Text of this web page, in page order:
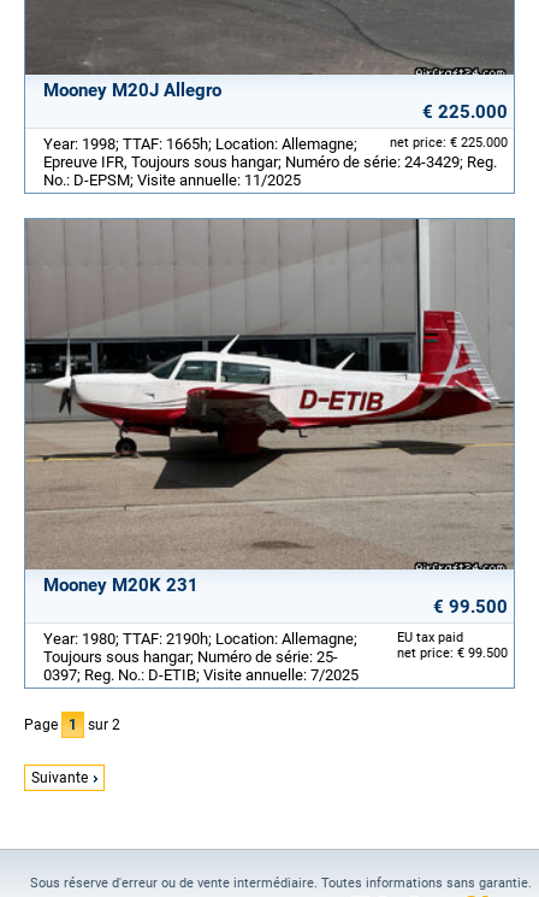
Mooney M20J Allegro
€ 225.000
net price: € 225.000
Year: 1998; TTAF: 1665h; Location: Allemagne;
Epreuve IFR, Toujours sous hangar; Numéro de série: 24-3429; Reg.
No.: D-EPSM; Visite annuelle: 11/2025
Mooney M20K 231
€ 99.500
EU tax paid
net price: € 99.500
Year: 1980; TTAF: 2190h; Location: Allemagne;
Toujours sous hangar; Numéro de série: 25-
0397; Reg. No.: D-ETIB; Visite annuelle: 7/2025
Page 1 sur 2
Suivante
Sous réserve d'erreur ou de vente intermédiaire. Toutes informations sans garantie.